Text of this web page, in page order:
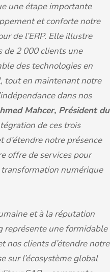
une étape importante
et conforte notre
de l’ERP. Elle illustre
de 2 000 clients une
des technologies en
tout en maintenant notre
dans nos
Mahcer, Président du
de ces trois
notre présence
offre de services pour
numérique
et à la réputation
représente une formidable
nos clients d’étendre notre
sur l’écosystème global